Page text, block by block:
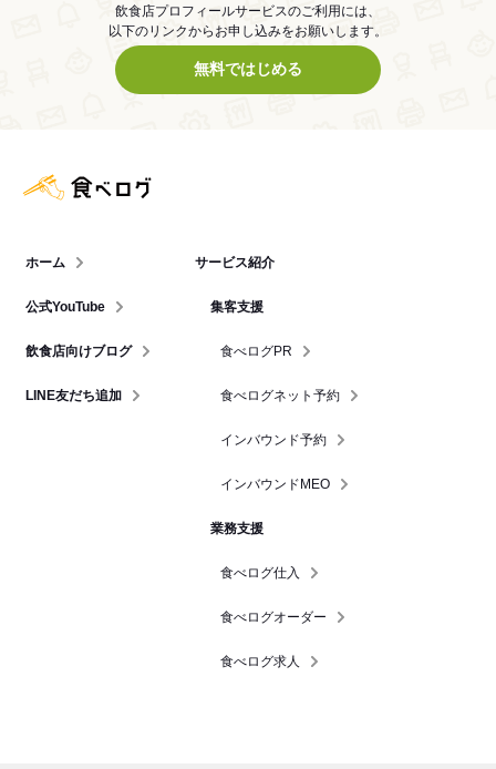
飲食店プロフィールサービスのご利用には、
以下のリンクからお申し込みをお願いします。
無料ではじめる
ホーム
公式YouTube
飲食店向けブログ
LINE友だち追加
サービス紹介
集客支援
食べログPR
食べログネット予約
インバウンド予約
インバウンドMEO
業務支援
食べログ仕入
食べログオーダー
食べログ求人